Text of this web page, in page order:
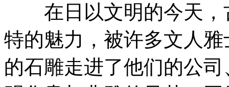
在日以文明的今天，
特的魅力，被许多文人
的石雕走进了他们的公